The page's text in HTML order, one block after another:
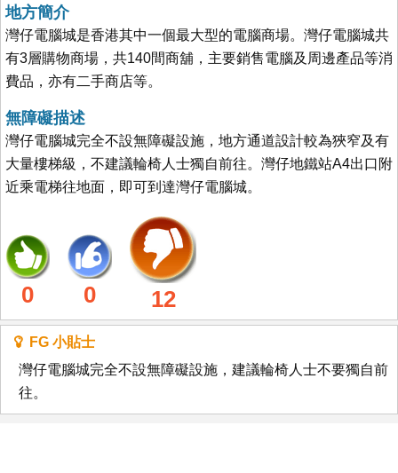
地方簡介
灣仔電腦城是香港其中一個最大型的電腦商場。灣仔電腦城共
有3層購物商場，共140間商舖，主要銷售電腦及周邊產品等消
費品，亦有二手商店等。
無障礙描述
灣仔電腦城完全不設無障礙設施，地方通道設計較為狹窄及有
大量樓梯級，不建議輪椅人士獨自前往。灣仔地鐵站A4出口附
近乘電梯往地面，即可到達灣仔電腦城。
0 0 12
FG 小貼士
灣仔電腦城完全不設無障礙設施，建議輪椅人士不要獨自前
往。